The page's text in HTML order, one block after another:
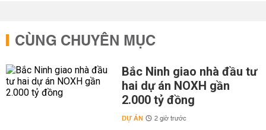
CÙNG CHUYÊN MỤC
Bắc Ninh giao nhà đầu tư
hai dự án NOXH gần
2.000 tỷ đồng
DỰ ÁN 2 giờ trước